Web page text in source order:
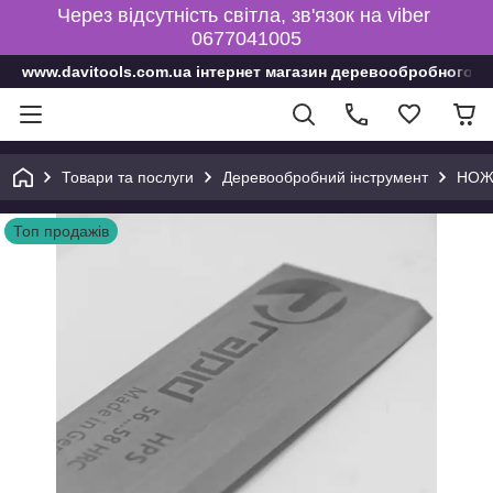
Через відсутність світла, зв'язок на viber
0677041005
www.davitools.com.ua інтернет магазин деревообробного
Товари та послуги Деревообробний інструмент
Топ продажів